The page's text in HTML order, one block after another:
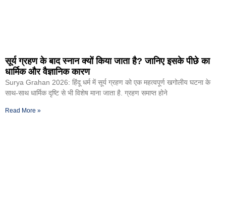
सूर्य ग्रहण के बाद स्नान क्यों किया जाता है? जानिए इसके पीछे का
धार्मिक और वैज्ञानिक कारण
Surya Grahan 2026: हिंदू धर्म में सूर्य ग्रहण को एक महत्वपूर्ण खगोलीय घटना के
साथ-साथ धार्मिक दृष्टि से भी विशेष माना जाता है. ग्रहण समाप्त होने
Read More »